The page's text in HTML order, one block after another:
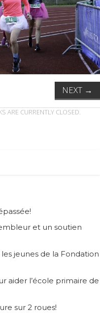
NEXT →
ARE CURRENTLY CLOSED.
et un soutien
jeunes de la Fondation
aider l’école primaire de
sur 2 roues!